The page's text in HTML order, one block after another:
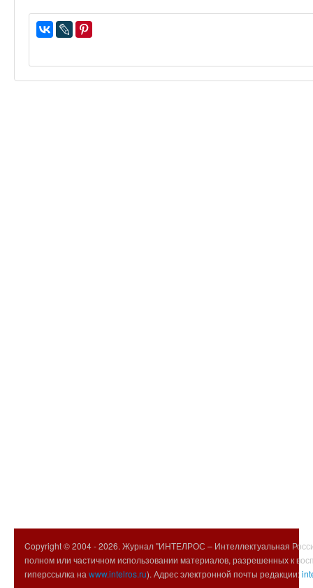
Copyright © 2004 -2026. Журнал "ИНТЕЛРОС – Интеллектуальная
полном или частичном использовании материалов, разрешенных к
гиперссылка на www.intelros.ru). Адрес электронной почты редакции: